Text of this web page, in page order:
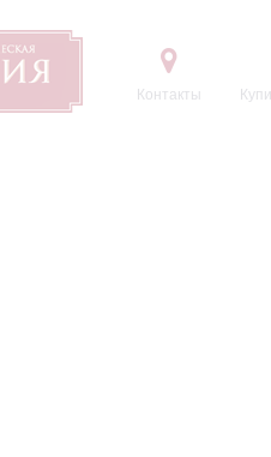
Контакты